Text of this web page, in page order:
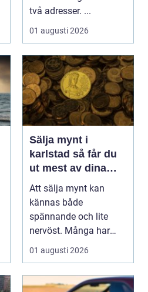
två adresser. ...
01 augusti 2026
Sälja mynt i
karlstad så får du
ut mest av dina
samlingar
Att sälja mynt kan
kännas både
spännande och lite
nervöst. Många har
ärvt mynt, hittat gamla
burkar ...
01 augusti 2026